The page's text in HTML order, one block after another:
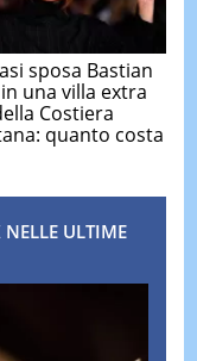
sposa Bastian
una villa extra
Costiera
quanto costa
ULTIME